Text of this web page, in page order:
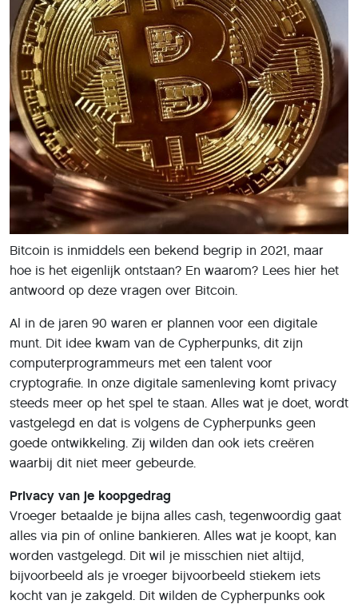
Bitcoin is inmiddels een bekend begrip in 2021, maar
hoe is het eigenlijk ontstaan? En waarom? Lees hier het
antwoord op deze vragen over Bitcoin.
Al in de jaren 90 waren er plannen voor een digitale
munt. Dit idee kwam van de Cypherpunks, dit zijn
computerprogrammeurs met een talent voor
cryptografie. In onze digitale samenleving komt privacy
steeds meer op het spel te staan. Alles wat je doet, wordt
vastgelegd en dat is volgens de Cypherpunks geen
goede ontwikkeling. Zij wilden dan ook iets creëren
waarbij dit niet meer gebeurde.
Privacy van je koopgedrag
Vroeger betaalde je bijna alles cash, tegenwoordig gaat
alles via pin of online bankieren. Alles wat je koopt, kan
worden vastgelegd. Dit wil je misschien niet altijd,
bijvoorbeeld als je vroeger bijvoorbeeld stiekem iets
kocht van je zakgeld. Dit wilden de Cypherpunks ook